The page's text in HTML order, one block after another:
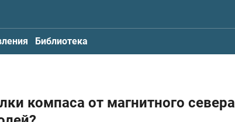
Библиотека
компаса от магнитного севера